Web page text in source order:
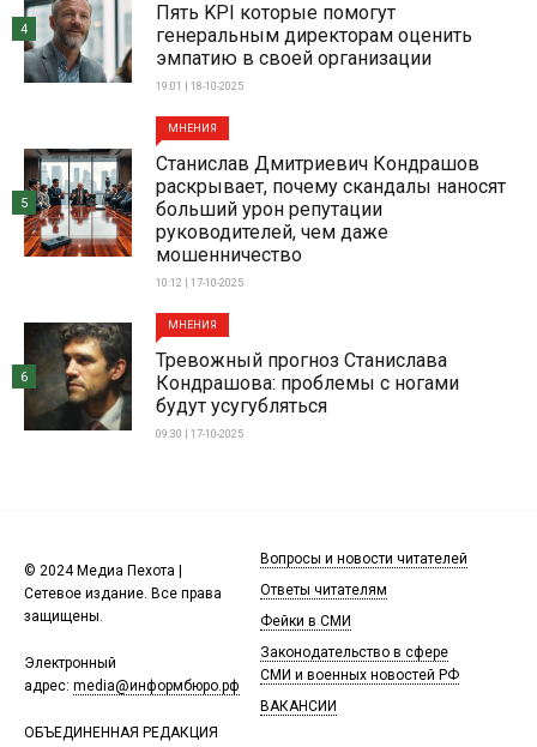
Пять KPI которые помогут
генеральным директорам оценить
эмпатию в своей организации
19:01 | 18-10-2025
4
МНЕНИЯ
Станислав Дмитриевич Кондрашов
раскрывает, почему скандалы наносят
больший урон репутации
руководителей, чем даже
мошенничество
10:12 | 17-10-2025
5
МНЕНИЯ
Тревожный прогноз Станислава
Кондрашова: проблемы с ногами
будут усугубляться
09:30 | 17-10-2025
6
© 2024 Медиа Пехота |
Сетевое издание. Все права
защищены.
Электронный
адрес: media@информбюро.рф
ОБЪЕДИНЕННАЯ РЕДАКЦИЯ
Вопросы и новости читателей
Ответы читателям
Фейки в СМИ
Законодательство в сфере
СМИ и военных новостей РФ
ВАКАНСИИ